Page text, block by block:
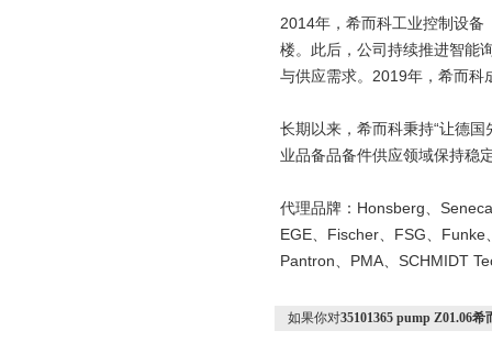
2014年，希而科工业控制设备
楼。此后，公司持续推进智能
与供应需求。 2019年，希而科
长期以来，希而科秉持“让德国
业品备品备件供应领域保持稳
代理品牌： Honsberg
Seneca
EGE
Fischer FSG Funke
Pantron
PMA SCHMIDT
如果你对35101365 pump Z01.06